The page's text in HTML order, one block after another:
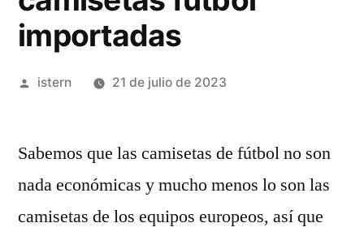
importadas
Publicado
istern 21 de julio de 2023
Sabemos que las camisetas de fútbol no son
nada económicas y mucho menos lo son las
camisetas de los equipos europeos, así que